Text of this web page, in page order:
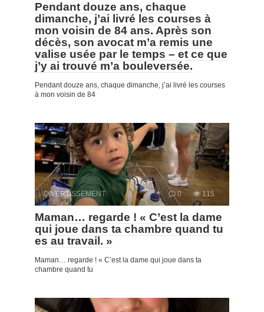
Pendant douze ans, chaque
dimanche, j’ai livré les courses à
mon voisin de 84 ans. Après son
décès, son avocat m’a remis une
valise usée par le temps – et ce que
j’y ai trouvé m’a bouleversée.
Pendant douze ans, chaque dimanche, j’ai livré les courses
à mon voisin de 84
DIVERTISSEMENT 0 115
Maman… regarde ! « C’est la dame
qui joue dans ta chambre quand tu
es au travail. »
Maman… regarde ! « C’est la dame qui joue dans ta
chambre quand tu